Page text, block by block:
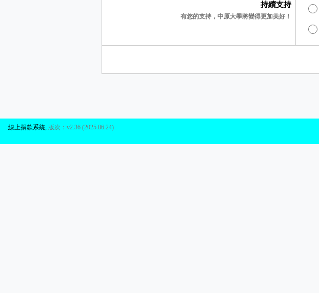
持續支持
有您的支持，中原大學將變得更加美好！
線上捐款系統 版次：v2.36 (2025.06.24)